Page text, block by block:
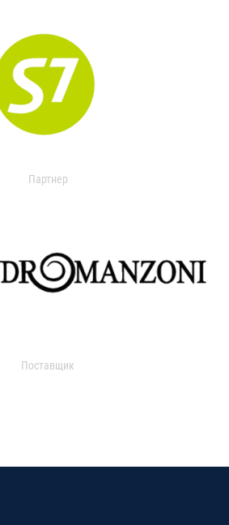
Партнер
Поставщик